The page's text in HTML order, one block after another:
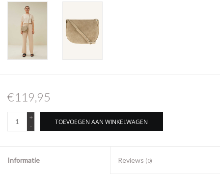
€119,95
+
-
TOEVOEGEN AAN WINKELWAGEN
Informatie Reviews (0)